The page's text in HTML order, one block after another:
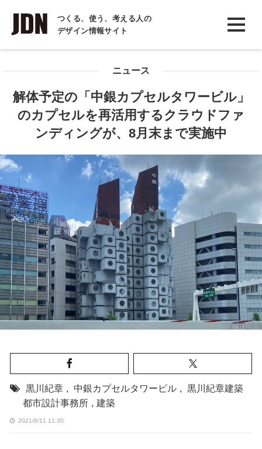
つくる、使う、考える人の
デザイン情報サイト
INTERVIEW
インタビュー
COLUMN
コラム
ニュース
解体予定の「中銀カプセルタワービル」
のカプセルを再活用するクラウドファ
ンディングが、8月末まで実施中
黒川紀章 , 中銀カプセルタワービル , 黒川紀章建築
都市設計事務所 , 建築
2021/8/11 11:30